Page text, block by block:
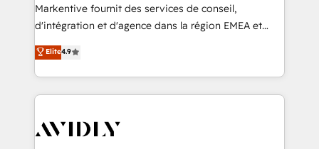
Build high-performing websites with UX, messaging,
& conversion strategy that drive results. 🤖AI
AI, & maximize AEO with tailored AI services. 🧩
Integrations: Extend HubSpot with custom
Markentive fournit des services de conseil,
d'intégration et d'agence dans la région EMEA et
North America. Avec plus de 115 experts en
marketing automation, Growth, Revops, CRM et
webdesign. Markentive is both a consulting firm, a
digital agency and an integrator. With over 115
CRM and webdesign (We focus on EMEA - USA
Elite4.9